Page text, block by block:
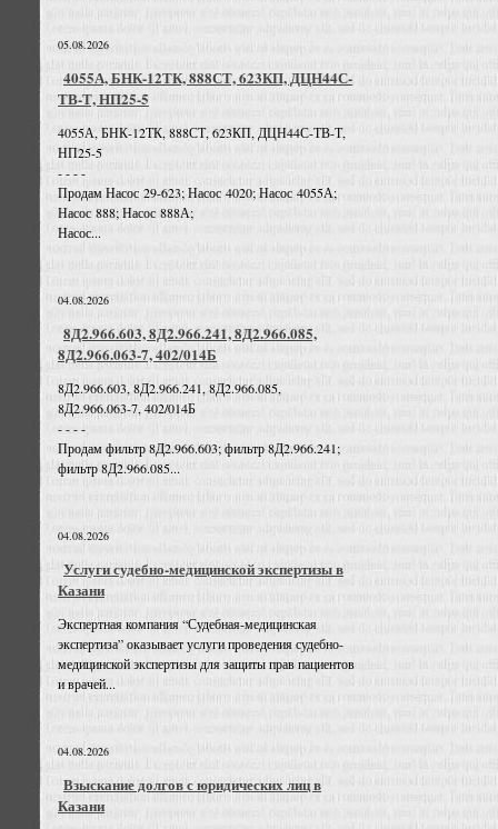
05.08.2026
4055А, БНК-12ТК, 888СТ, 623КП, ДЦН44С-
ТВ-Т, НП25-5
4055А, БНК-12ТК, 888СТ, 623КП, ДЦН44С-ТВ-Т,
НП25-5
- - - -
Продам Насос 29-623; Насос 4020; Насос 4055А;
Насос 888; Насос 888А;
Насос...
04.08.2026
8Д2.966.603, 8Д2.966.241, 8Д2.966.085,
8Д2.966.063-7, 402/014Б
8Д2.966.603, 8Д2.966.241, 8Д2.966.085,
8Д2.966.063-7, 402/014Б
- - - -
Продам фильтр 8Д2.966.603; фильтр 8Д2.966.241;
фильтр 8Д2.966.085...
04.08.2026
Услуги судебно-медицинской экспертизы в
Казани
Экспертная компания “Судебная-медицинская
экспертиза” оказывает услуги проведения судебно-
медицинской экспертизы для защиты прав пациентов
и врачей...
04.08.2026
Взыскание долгов с юридических лиц в
Казани